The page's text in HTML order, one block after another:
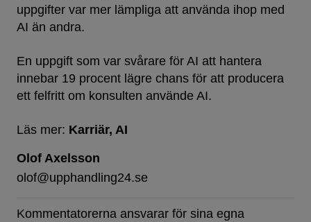
uppgifter var mer lämpliga att använda ihop med
AI än andra.
En uppgift som var svårare för AI att hantera
innebar 19 procent lägre chans för att producera
ett felfritt om konsulten använde AI.
Läs mer: Karriär AI
Olof Axelsson
olof@upphandling24.se
Kommentatorerna ansvarar för sina egna